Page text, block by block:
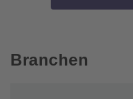
Branchen